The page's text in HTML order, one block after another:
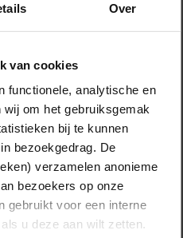
Over
van cookies
functionele, analytische en
om het gebruiksgemak
bij te kunnen
bezoekgedrag. De
verzamelen anonieme
bezoekers op onze
gebruikt voor een interne
u deze aan wilt zetten.